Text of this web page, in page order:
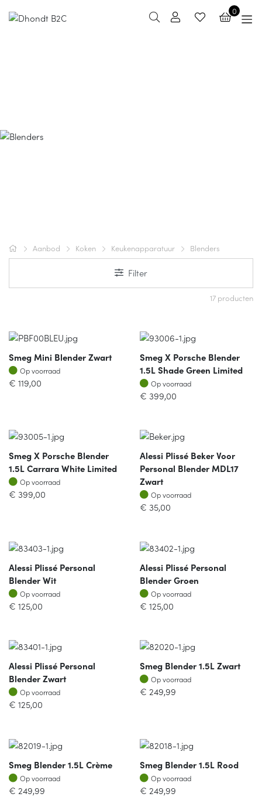
0
Aanbod Koken Keukenapparatuur Blenders
Filter
17 producten
Smeg Mini Blender Zwart
Op voorraad
Op voorraad
€ 119,00
Smeg X Porsche Blender
1.5L Shade Green Limited
Op voorraad
Op voorraad
€ 399,00
Smeg X Porsche Blender
1.5L Carrara White Limited
Op voorraad
Op voorraad
€ 399,00
Alessi Plissé Beker Voor
Personal Blender MDL17
Zwart
Op voorraad
Op voorraad
€ 35,00
Alessi Plissé Personal
Blender Wit
Op voorraad
Op voorraad
€ 125,00
Alessi Plissé Personal
Blender Groen
Op voorraad
Op voorraad
€ 125,00
Alessi Plissé Personal
Blender Zwart
Op voorraad
Op voorraad
€ 125,00
Smeg Blender 1.5L Zwart
Op voorraad
Op voorraad
€ 249,99
Smeg Blender 1.5L Crème
Op voorraad
Op voorraad
€ 249,99
Smeg Blender 1.5L Rood
Op voorraad
Op voorraad
€ 249,99